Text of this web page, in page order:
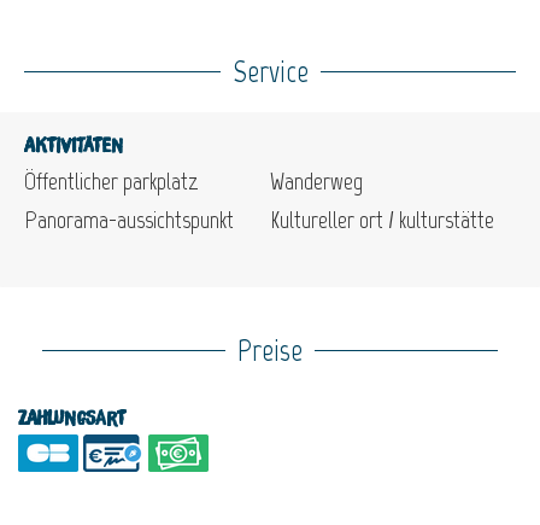
Service
Aktivitäten
Öffentlicher parkplatz
Panorama-aussichtspunkt
Wanderweg
Kultureller ort / kulturstätte
Preise
Zahlungsart